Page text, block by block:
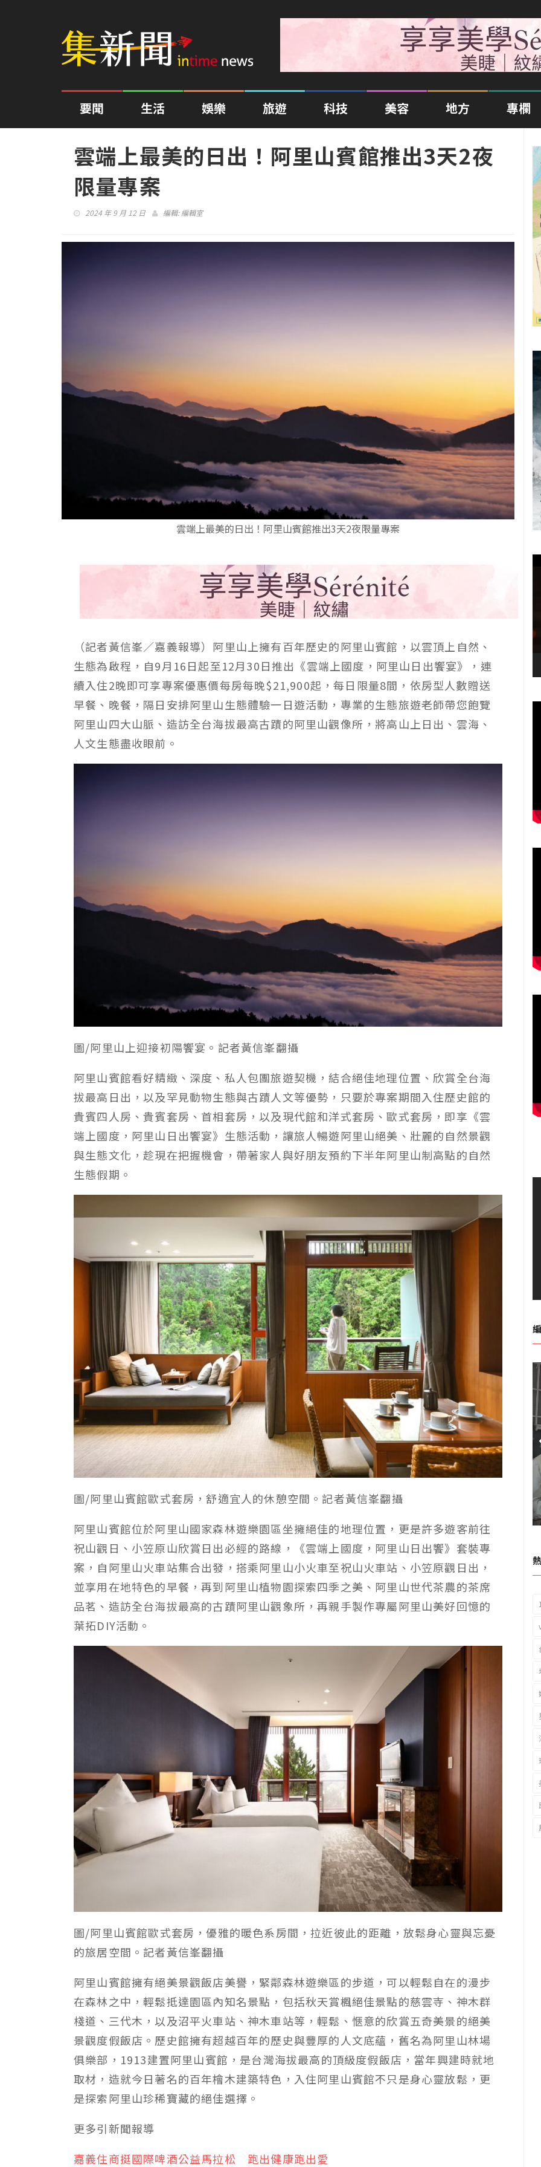
要聞 生活 娛樂 旅遊 科技 美容 地方 專欄
雲端上最美的日出！阿里山賓館推出3天2夜
限量專案
2024 年 9 月 12 日 編輯:編輯室
雲端上最美的日出！阿里山賓館推出3天2夜限量專案
（記者黃信峯／嘉義報導）阿里山上擁有百年歷史的阿里山賓館，以雲頂上自然、
生態為啟程，自9月16日起至12月30日推出《雲端上國度，阿里山日出饗宴》，連
續入住2晚即可享專案優惠價每房每晚$21,900起，每日限量8間，依房型人數贈送
早餐、晚餐，隔日安排阿里山生態體驗一日遊活動，專業的生態旅遊老師帶您飽覽
阿里山四大山脈、造訪全台海拔最高古蹟的阿里山觀像所，將高山上日出、雲海、
人文生態盡收眼前。
圖/阿里山上迎接初陽饗宴。記者黃信峯翻攝
阿里山賓館看好精緻、深度、私人包團旅遊契機，結合絕佳地理位置、欣賞全台海
拔最高日出，以及罕見動物生態與古蹟人文等優勢，只要於專案期間入住歷史館的
貴賓四人房、貴賓套房、首相套房，以及現代館和洋式套房、歐式套房，即享《雲
端上國度，阿里山日出饗宴》生態活動，讓旅人暢遊阿里山絕美、壯麗的自然景觀
與生態文化，趁現在把握機會，帶著家人與好朋友預約下半年阿里山制高點的自然
生態假期。
圖/阿里山賓館歐式套房，舒適宜人的休憩空間。記者黃信峯翻攝
阿里山賓館位於阿里山國家森林遊樂園區坐擁絕佳的地理位置，更是許多遊客前往
祝山觀日、小笠原山欣賞日出必經的路線，《雲端上國度，阿里山日出饗》套裝專
案，自阿里山火車站集合出發，搭乘阿里山小火車至祝山火車站、小笠原觀日出，
並享用在地特色的早餐，再到阿里山植物園探索四季之美、阿里山世代茶農的茶席
品茗、造訪全台海拔最高的古蹟阿里山觀象所，再親手製作專屬阿里山美好回憶的
葉拓DIY活動。
圖/阿里山賓館歐式套房，優雅的暖色系房間，拉近彼此的距離，放鬆身心靈與忘憂
的旅居空間。記者黃信峯翻攝
阿里山賓館擁有絕美景觀飯店美譽，緊鄰森林遊樂區的步道，可以輕鬆自在的漫步
在森林之中，輕鬆抵達園區內知名景點，包括秋天賞楓絕佳景點的慈雲寺、神木群
棧道、三代木，以及沼平火車站、神木車站等，輕鬆、愜意的欣賞五奇美景的絕美
景觀度假飯店。歷史館擁有超越百年的歷史與豐厚的人文底蘊，舊名為阿里山林場
俱樂部，1913建置阿里山賓館，是台灣海拔最高的頂級度假飯店，當年興建時就地
取材，造就今日著名的百年檜木建築特色，入住阿里山賓館不只是身心靈放鬆，更
是探索阿里山珍稀寶藏的絕佳選擇。
更多引新聞報導
嘉義住商挺國際啤酒公益馬拉松 跑出健康跑出愛